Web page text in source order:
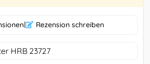
| Rezension schreiben
HRB 23727